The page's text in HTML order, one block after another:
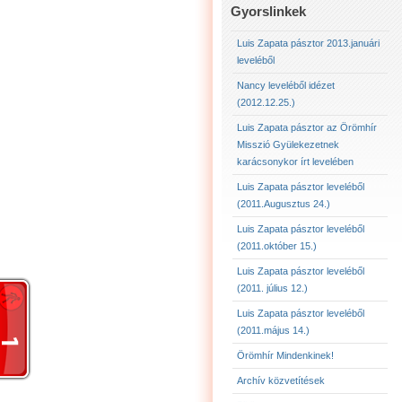
LUIS ZAPATA
LUIS ZAPATA
LUIS ZAPATA
2012.12.25. NANCY
Gyorslinkek
Luis Zapata pásztor 2013.januári
leveléből
Nancy leveléből idézet
(2012.12.25.)
Luis Zapata pásztor az Örömhír
Misszió Gyülekezetnek
karácsonykor írt levelében
Luis Zapata pásztor leveléből
(2011.Augusztus 24.)
Luis Zapata pásztor leveléből
(2011.október 15.)
Luis Zapata pásztor leveléből
(2011. július 12.)
Luis Zapata pásztor leveléből
(2011.május 14.)
Örömhír Mindenkinek!
Archív közvetítések